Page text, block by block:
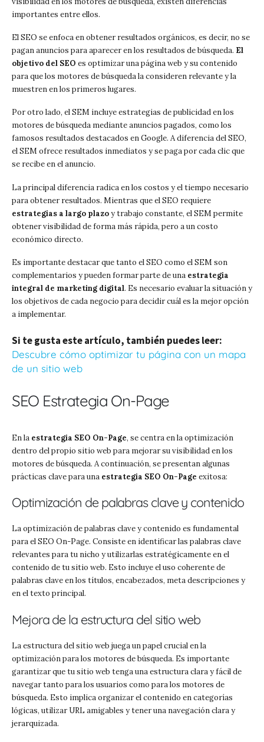
importantes entre ellos.
El SEO se enfoca en obtener resultados orgánicos, es decir, no se
pagan anuncios para aparecer en los resultados de búsqueda. El
objetivo del SEO es optimizar una página web y su contenido
para que los motores de búsqueda la consideren relevante y la
muestren en los primeros lugares.
Por otro lado, el SEM incluye estrategias de publicidad en los
motores de búsqueda mediante anuncios pagados, como los
famosos resultados destacados en Google. A diferencia del SEO,
el SEM ofrece resultados inmediatos y se paga por cada clic que
se recibe en el anuncio.
La principal diferencia radica en los costos y el tiempo necesario
para obtener resultados. Mientras que el SEO requiere
estrategias a largo plazoy trabajo constante, el SEM permite
obtener visibilidad de forma más rápida, pero a un costo
económico directo.
Es importante destacar que tanto el SEO como el SEM son
complementarios y pueden formar parte de una estrategia
integral de marketing digital. Es necesario evaluar la situación y
los objetivos de cada negocio para decidir cuál es la mejor opción
a implementar.
Si te gusta este artículo, también puedes leer:
Descubre cómo optimizar tu página con un mapa
de un sitio web
SEO Estrategia On-Page
En la estrategia SEO On-Page, se centra en la optimización
dentro del propio sitio web para mejorar su visibilidad en los
motores de búsqueda. A continuación, se presentan algunas
prácticas clave para una estrategia SEO On-Page exitosa:
Optimización de palabras clave y contenido
La optimización de palabras clave y contenido es fundamental
para el SEO On-Page. Consiste en identificar las palabras clave
relevantes para tu nicho y utilizarlas estratégicamente en el
contenido de tu sitio web. Esto incluye el uso coherente de
palabras clave en los títulos, encabezados, meta descripciones y
en el texto principal.
Mejora de la estructura del sitio web
La estructura del sitio web juega un papel crucial en la
optimización para los motores de búsqueda. Es importante
garantizar que tu sitio web tenga una estructura clara y fácil de
navegar tanto para los usuarios como para los motores de
búsqueda. Esto implica organizar el contenido en categorías
lógicas, utilizar URL amigables y tener una navegación clara y
jerarquizada.